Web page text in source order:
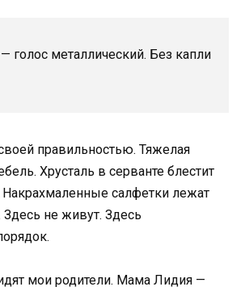
голос металлический. Без капли
правильностью. Тяжелая
Хрусталь в серванте блестит
Накрахмаленные салфетки лежат
Здесь не живут. Здесь
мои родители. Мама Лидия —